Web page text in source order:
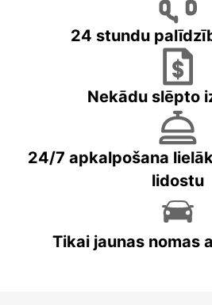
24 stundu
Nekādu slēpto
24/7 apkalpošana
lidostu
Tikai jaunas nomas